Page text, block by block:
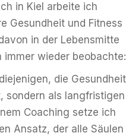
in Kiel arbeite ich
Gesundheit und Fitness
in der Lebensmitte
immer wieder beobachte:
die Gesundheit
sondern als langfristigen
Coaching setze ich
Ansatz, der alle Säulen